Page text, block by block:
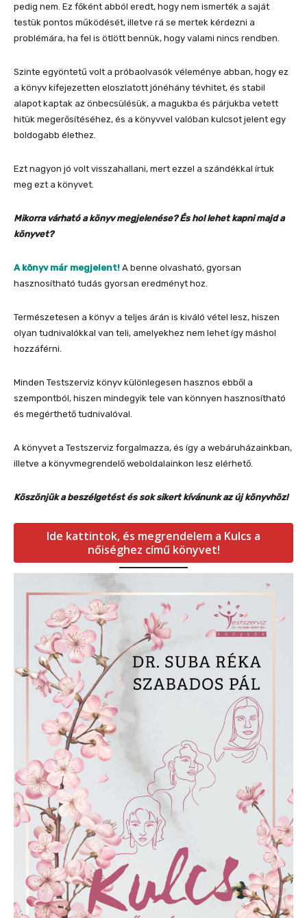
pedig nem. Ez főként abból eredt, hogy nem ismerték a saját
testük pontos működését, illetve rá se mertek kérdezni a
problémára, ha fel is ötlött bennük, hogy valami nincs rendben.
Szinte egyöntetű volt a próbaolvasók véleménye abban, hogy ez
a könyv kifejezetten eloszlatott jónéhány tévhitet, és stabil
alapot kaptak az önbecsülésük, a magukba és párjukba vetett
hitük megerősítéséhez, és a könyvvel valóban kulcsot jelent egy
boldogabb élethez.
Ezt nagyon jó volt visszahallani, mert ezzel a szándékkal írtuk
meg ezt a könyvet.
Mikorra várható a könyv megjelenése? És hol lehet kapni majd a
könyvet?
A könyv már megjelent! A benne olvasható, gyorsan
hasznosítható tudás gyorsan eredményt hoz.
Természetesen a könyv a teljes árán is kiváló vétel lesz, hiszen
olyan tudnivalókkal van teli, amelyekhez nem lehet így máshol
hozzáférni.
Minden Testszerviz könyv különlegesen hasznos ebből a
szempontból, hiszen mindegyik tele van könnyen hasznosítható
és megérthető tudnivalóval.
A könyvet a Testszerviz forgalmazza, és így a webáruházainkban,
illetve a könyvmegrendelő weboldalainkon lesz elérhető.
Köszönjük a beszélgetést és sok sikert kívánunk az új könyvhöz!
Ide kattintok, és megrendelem a Kulcs a
nőiséghez című könyvet!